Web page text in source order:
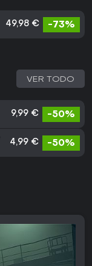
49,98 € -73%
VER TODO
9,99 € -50%
4,99 € -50%